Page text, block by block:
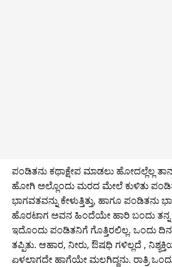
ಪಂಡಿತನು ಕಥಾಕ್ಷೇಪ ಮಾಡಲು ಹೋದಲ್ಲೆಲ್ಲ
ಹೋಗಿ ಅಲ್ಲೊಂದು ಮರದ ಮೇಲೆ ಕುಳಿತು
ಭಾಗವತವನ್ನು ಕೇಳುತ್ತಿತ್ತು, ಹಾಗೂ
ಹೊರಟಾಗ ಅವನ ಹಿಂದೆಯೇ ಹಾರಿ ಬಂದು ತನ್ನ
ಇದೊಂದು ಪಂಡಿತನಿಗೆ ಗೊತ್ತಿರಲಿಲ್ಲ. ಒಂದು
ತಪ್ಪಿತು. ಆಹಾರ, ನೀರು, ಔಷಧಿ ಗಳಿಲ್ಲದೆ ,
ಏಳಲಾಗದೇ ಹಾಗೆಯೇ ಮಲಗಿದ್ದನು. ರಾತ್ರಿ